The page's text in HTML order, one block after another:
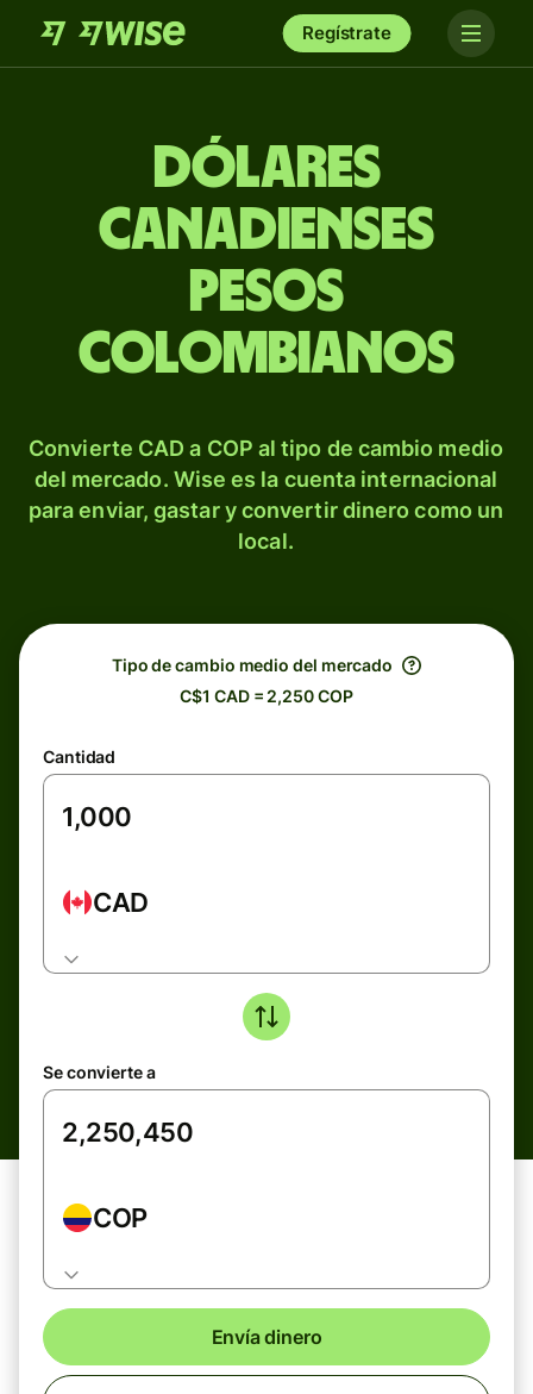
Regístrate
Dólares
canadienses
pesos
colombianos
Convierte CAD a COP al tipo de cambio medio
del mercado. Wise es la cuenta internacional
para enviar, gastar y convertir dinero como un
local.
Tipo de cambio medio del mercado
C$1 CAD = 2,250 COP
Cantidad
CAD
Se convierte a
COP
Envía dinero